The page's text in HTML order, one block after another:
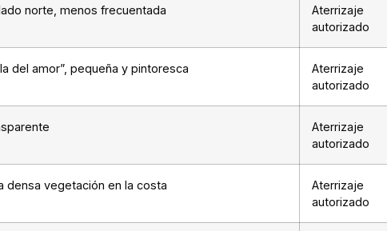
norte, menos frecuentada
Aterrizaje
autorizado
del amor”, pequeña y pintoresca
Aterrizaje
autorizado
Aterrizaje
autorizado
densa vegetación en la costa
Aterrizaje
autorizado